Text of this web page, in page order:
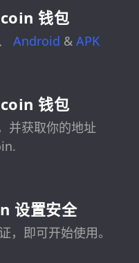
钱包
Android & APK
钱包
并获取你的地址
设置安全
，即可开始使用。